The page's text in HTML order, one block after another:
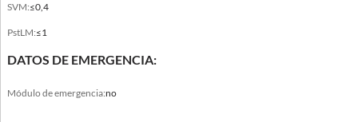
SVM:≤0,4
PstLM:≤1
DATOS DE EMERGENCIA:
Módulo de emergencia:no
sí